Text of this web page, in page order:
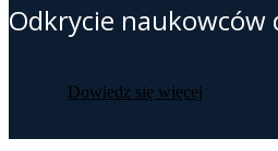
Odkrycie naukowców
Dowiedz się więcej